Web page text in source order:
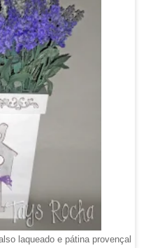
laqueado e pátina provençal